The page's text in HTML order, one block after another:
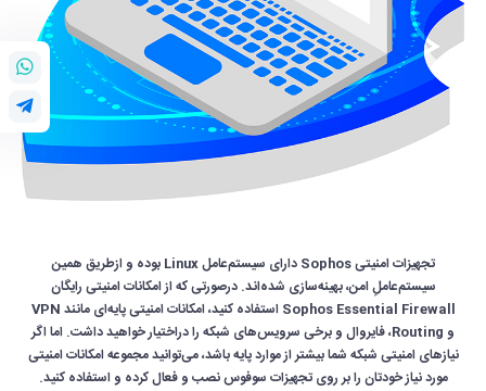
تجهیزات امنیتی Sophos دارای سیستم‌عامل Linux بوده و ازطریق همین
سیستم‌عاملِ امن، بهینه‌سازی شده‌اند. درصورتی که از امکانات امنیتی رایگان
Sophos Essential Firewall استفاده کنید، امکانات امنیتی پایه‌ای مانند VPN
و Routing، فایروال و برخی سرویس‌های شبکه را دراختیار خواهید داشت. اما اگر
نیازهای امنیتی شبکه شما بیشتر از موارد پایه باشد، می‌توانید مجموعه امکانات امنیتی
مورد نیاز خودتان را بر روی تجهیزات سوفوس نصب و فعال کرده و استفاده کنید.